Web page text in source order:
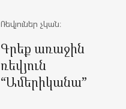
Ռեվյուներ չկան։
Գրեք առաջին
ռեվյուն
“Ամերիկանա”